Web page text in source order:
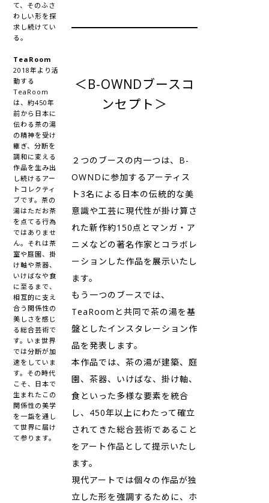
て、そのふさ
わしい形を探
求し続けてい
る。
TeaRoom
2018年より活
動する
TeaRoom
は、約450年
前から日本に
伝わる茶の湯
の精神を受け
継ぎ、分断を
調和に変える
作品を生み出
し続けるアー
トコレクティ
ブです。茶の
湯はただお茶
を点てる行為
ではありませ
ん。それは茶
室や庭園、掛
け軸や茶器、
いけばなや食
に至るまで、
相互的に支え
合う関係性の
美しさを感じ
る総合芸術で
す。いま世界
では分断が加
速をしていま
す。その時代
こそ、日本で
生まれたこの
関係性の美学
を一盌を通し
て世界に届け
て参ります。
＜B-OWNDブースコ
ンセプト＞
２つのブースの内一つは、B-
OWNDに参加するアーティス
ト3名による日本の伝統的な美
意識や工芸に現代性が掛け算さ
れた新作約150点とマンガ・ア
ニメなどの著名作家とコラボレ
ーションした作品を展示いたし
ます。
もう一つのブースでは、
TeaRoomと共同で茶の湯を基
盤としたインスタレーション作
品を発表します。
本作品では、茶の湯が建築、庭
園、茶器、いけばな、掛け軸、
食といった多様な要素を統合
し、450年以上にわたって確立
されてきた総合芸術であること
をアート作品として提示いたし
ます。
現代アートでは個々の作品が独
立した形を強調するために、ホ